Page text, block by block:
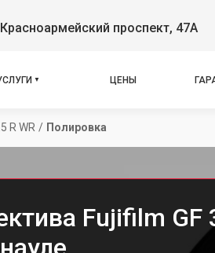
Красноармейский проспект, 47А
ЦЕНЫ
R WR / Полировка
Fujifilm GF